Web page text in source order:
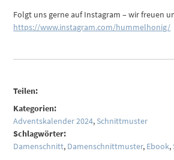
Folgt uns gerne auf Instagram – wir freuen
https://www.instagram.com/hummelhonig/
Teilen:
Kategorien:
Adventskalender 2024, Schnittmuster
Schlagwörter:
Damenschnitt, Damenschnittmuster, Ebook,